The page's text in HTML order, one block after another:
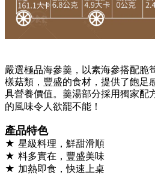
嚴選極品海參羹，以素海參搭配脆
樣菇類，豐盛的食材，提供了飽足
具營養價值。羹湯部分採用獨家配
的風味令人欲罷不能！
產品特色
★ 星級料理，鮮甜滑順
★ 料多實在，豐盛美味
★ 加熱即食，快速上桌